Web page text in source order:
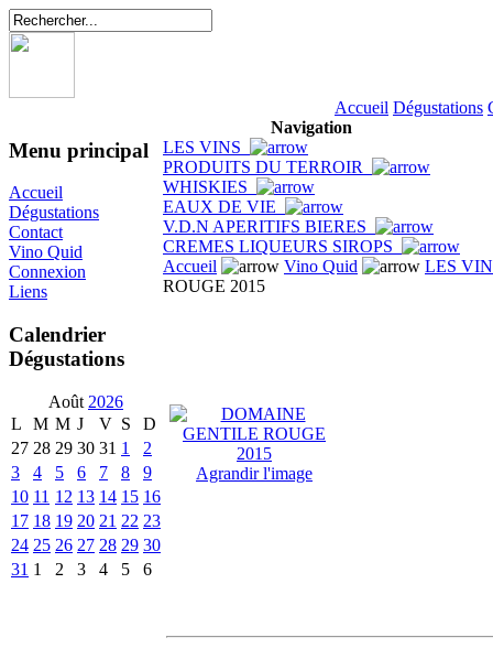
Accueil Dégustations
Menu principal
Accueil
Dégustations
Contact
Vino Quid
Connexion
Liens
Calendrier
Dégustations
Août 2026
L
M M J V S
D
27 28 29 30 31 1
2
3
4 5 6 7 8
9
10 11 12 13 14 15 16
17 18 19 20 21 22 23
24 25 26 27 28 29 30
31 1 2 3 4 5 6
Navigation
LES VINS
PRODUITS DU TERROIR
WHISKIES
EAUX DE VIE
V.D.N APERITIFS BIERES
CREMES LIQUEURS SIROPS
Accueil
Vino Quid
LES
ROUGE 2015
Agrandir l'image